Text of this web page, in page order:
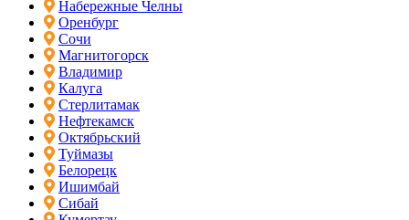
Набережные Челны
Оренбург
Сочи
Магнитогорск
Владимир
Калуга
Стерлитамак
Нефтекамск
Октябрьский
Туймазы
Белорецк
Ишимбай
Сибай